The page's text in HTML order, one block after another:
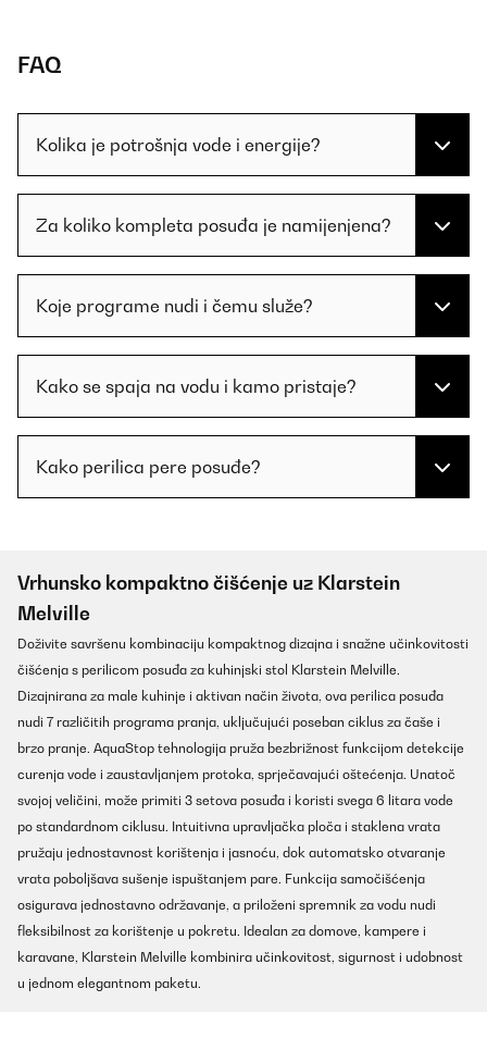
FAQ
Kolika je potrošnja vode i energije?
Za koliko kompleta posuđa je namijenjena?
Koje programe nudi i čemu služe?
Kako se spaja na vodu i kamo pristaje?
Kako perilica pere posuđe?
Vrhunsko kompaktno čišćenje uz Klarstein
Melville
Doživite savršenu kombinaciju kompaktnog dizajna i snažne učinkovitosti
čišćenja s perilicom posuđa za kuhinjski stol Klarstein Melville.
Dizajnirana za male kuhinje i aktivan način života, ova perilica posuđa
nudi 7 različitih programa pranja, uključujući poseban ciklus za čaše i
brzo pranje. AquaStop tehnologija pruža bezbrižnost funkcijom detekcije
curenja vode i zaustavljanjem protoka, sprječavajući oštećenja. Unatoč
svojoj veličini, može primiti 3 setova posuđa i koristi svega 6 litara vode
po standardnom ciklusu. Intuitivna upravljačka ploča i staklena vrata
pružaju jednostavnost korištenja i jasnoću, dok automatsko otvaranje
vrata poboljšava sušenje ispuštanjem pare. Funkcija samočišćenja
osigurava jednostavno održavanje, a priloženi spremnik za vodu nudi
fleksibilnost za korištenje u pokretu. Idealan za domove, kampere i
karavane, Klarstein Melville kombinira učinkovitost, sigurnost i udobnost
u jednom elegantnom paketu.